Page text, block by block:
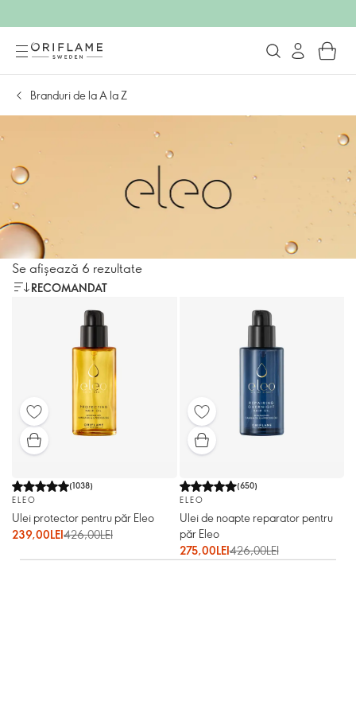
Branduri de la A la Z
Se afișează 6 rezultate
RECOMANDAT
(1038)
ELEO
Ulei protector pentru păr Eleo
239,00LEI426,00LEI
(650)
ELEO
Ulei de noapte reparator pentru
păr Eleo
275,00LEI426,00LEI